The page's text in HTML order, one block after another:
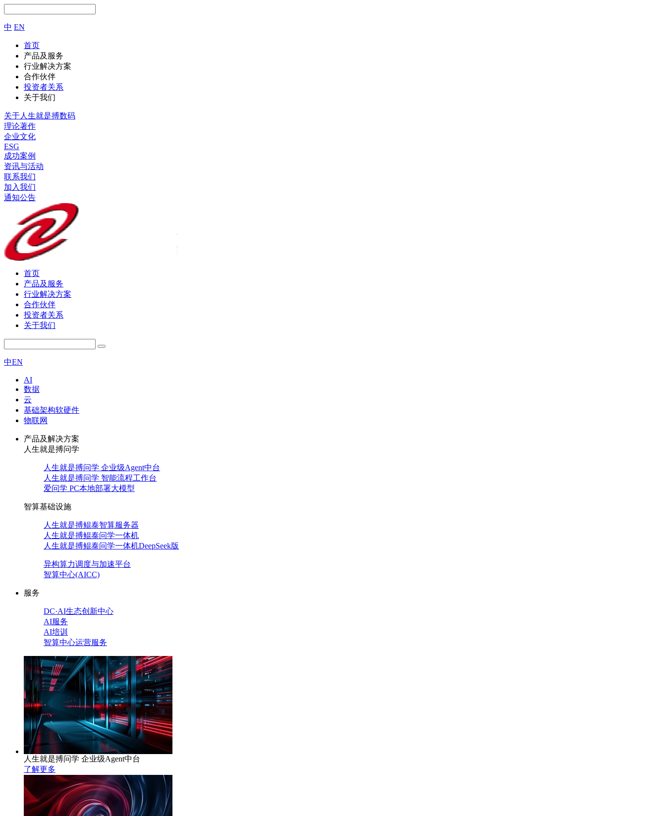
中 EN
首页
产品及服务
行业解决方案
合作伙伴
投资者关系
关于我们
关于人生就是搏数码
理论著作
企业文化
ESG
成功案例
资讯与活动
联系我们
加入我们
通知公告
首页
产品及服务
行业解决方案
合作伙伴
投资者关系
关于我们
中EN
AI
数据
云
基础架构软硬件
物联网
产品及解决方案
人生就是搏问学
人生就是搏问学 企业级Agent中台
人生就是搏问学 智能流程工作台
爱问学 PC本地部署大模型
智算基础设施
人生就是搏鲲泰智算服务器
人生就是搏鲲泰问学一体机
人生就是搏鲲泰问学一体机DeepSeek版
异构算力调度与加速平台
智算中心(AICC)
服务
DC·AI生态创新中心
AI服务
AI培训
智算中心运营服务
人生就是搏问学 企业级Agent中台
了解更多